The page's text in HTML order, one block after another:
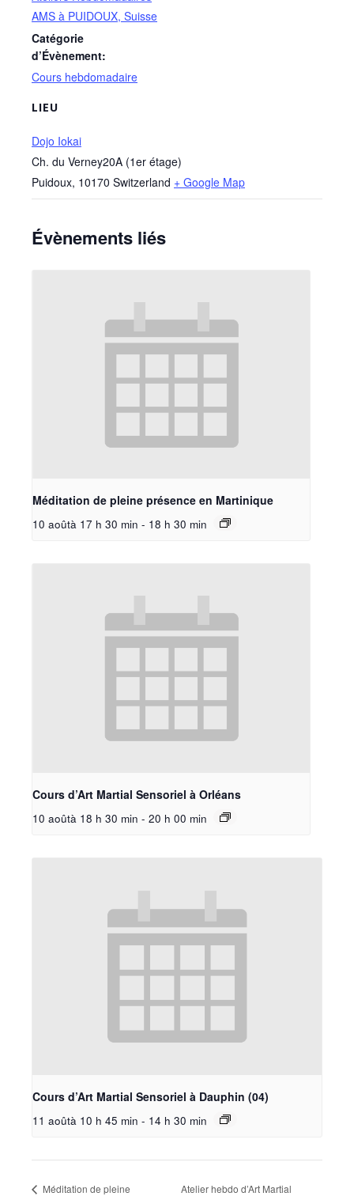
AMS à PUIDOUX, Suisse
Catégorie
d’Évènement:
Cours hebdomadaire
LIEU
Dojo Iokai
Ch. du Verney20A (1er étage)
Puidoux, 10170 Switzerland + Google Map
Évènements liés
Méditation de pleine présence en Martinique
10 aoûtà 17 h 30 min - 18 h 30 min
Cours d’Art Martial Sensoriel à Orléans
10 aoûtà 18 h 30 min - 20 h 00 min
Cours d’Art Martial Sensoriel à Dauphin (04)
11 aoûtà 10 h 45 min - 14 h 30 min
Méditation de pleine Atelier hebdo d’Art Martial